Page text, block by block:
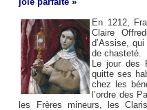
En 1212,
Claire
d’Assise,
de chasteté.
Le jour des
quitte ses
chez les
l’ordre des
les Frères mineurs, les